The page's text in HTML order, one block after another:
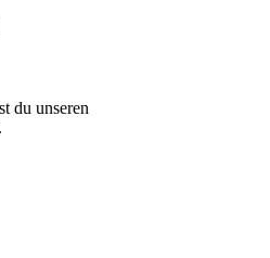
du unseren